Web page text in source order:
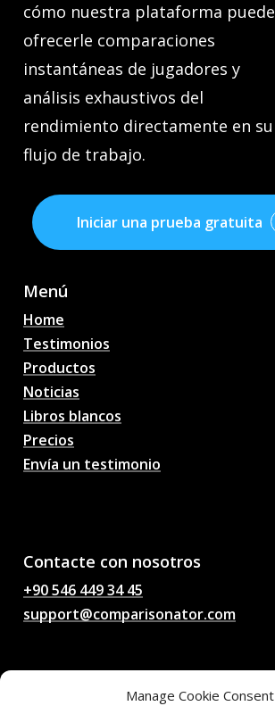
Manage Cookie Consent
cómo nuestra plataforma puede
ofrecerle comparaciones
instantáneas de jugadores y
análisis exhaustivos del
rendimiento directamente en su
flujo de trabajo.
Iniciar una prueba gratuita
Menú
Home
Testimonios
Productos
Noticias
Libros blancos
Precios
Envía un testimonio
Contacte con nosotros
+90 546 449 34 45
support@comparisonator.com